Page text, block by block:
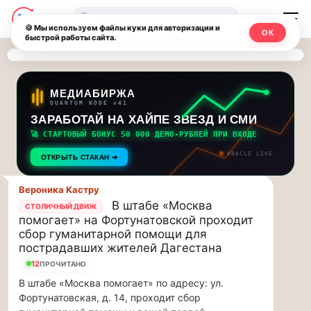
Последние
новости
и
обновления
потока:
Друзья,
приглашаем
на
музыкальную
прогулку
по
Москве
Чайковского!…
Друзья,
на
музыкальную
Москвичи.net
—
Главный
столичный
чат-
мессенджер,
новости
и
инсайды
Москвы
🔍
МЕДИАБИРЖА
QUANTUM NODE v41
ЗАРАБОТАЙ НА ХАЙПЕ ЗВЕЗД И СМИ
🚀 СТАРТОВЫЙ БОНУС 50 000 ДЕМО-РУБЛЕЙ ПРИ ВХОДЕ
ОТКРЫТЬ СТАКАН ➔ ORACLE LIVE
Вероника Кастру
СТОЛИЧНЫЙ ДВИЖ
В штабе «Москва
помогает» на Фортунатовской проходит
сбор гуманитарной помощи для
пострадавших жителей Дагестана
12ПРОЧИТАНО
В штабе «Москва помогает» по адресу: ул.
Фортунатовская, д. 14, проходит сбор
🍪 Мы используем файлы куки для авторизации и
быстрой работы сайта.
ОК